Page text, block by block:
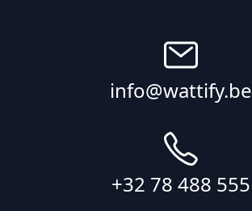
info@wattify.be
+32 78 488 555